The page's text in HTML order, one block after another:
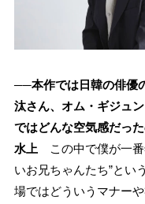
──本作では日韓の俳優
汰さん、オム・ギジュ
ではどんな空気感だっ
水上 この中で僕が一番
いお兄ちゃんたち”とい
場ではどういうマナー